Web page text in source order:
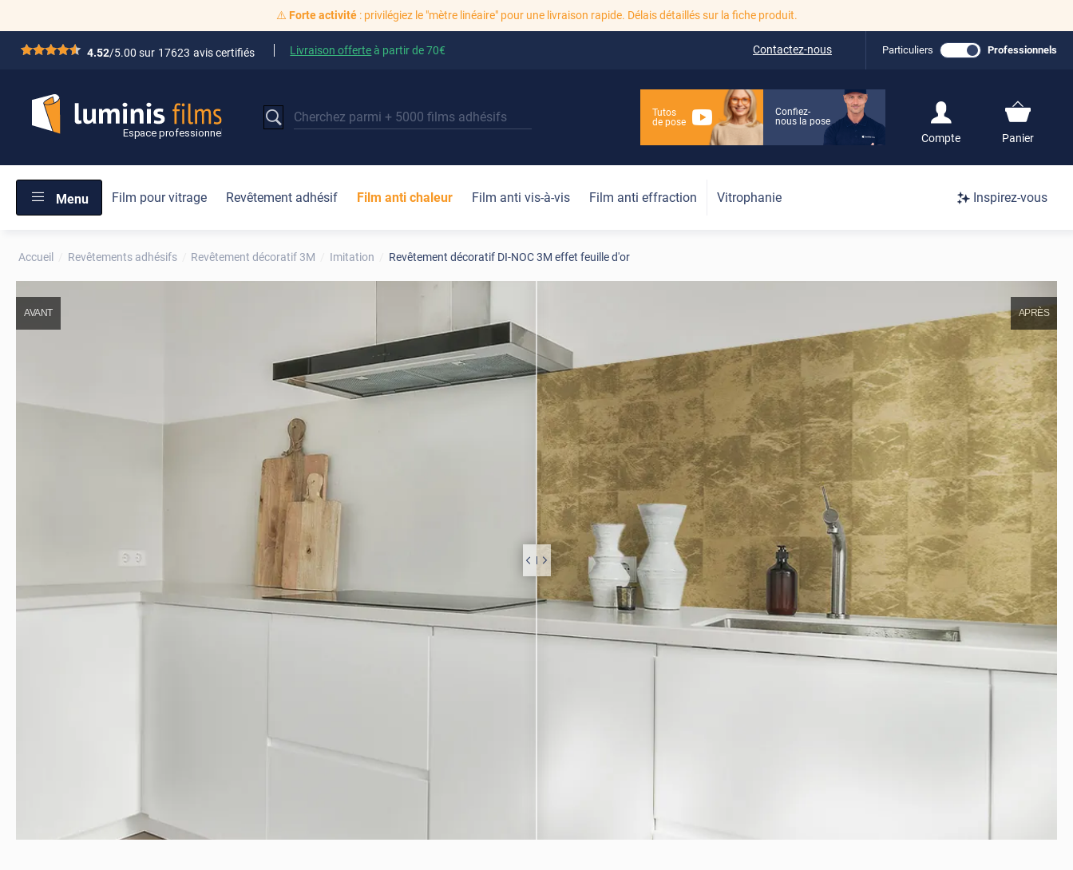
⚠️ Forte activité: privilégiez le "mètre linéaire" pour une livraison rapide. Délais détaillés sur la fiche produit.
*****4.52/5.00 sur 17623 avis certifiés Livraison offerteà partir de70€ Contactez-nous Particuliers Professionnels
Tutos
de pose
Confiez-
nous la pose
Compte
S'inscrire / Se
Panier
Menu Film pour vitrage Revêtement adhésif Film anti chaleur Film anti vis-à-vis Film anti effraction Vitrophanie Inspirez-vous
Accueil Revêtements adhésifs Revêtement décoratif 3M Imitation Revêtement décoratif DI-NOC 3M effet feuille d'or
AVANT APRÈS